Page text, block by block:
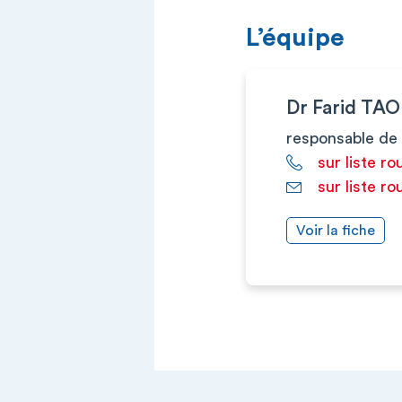
L’équipe
Dr Farid
responsable
sur liste
sur liste
Voir la fiche